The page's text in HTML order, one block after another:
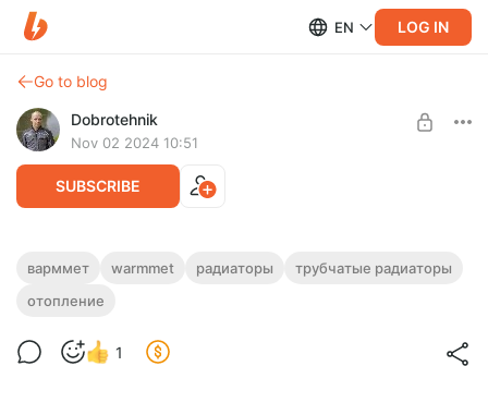
EN LOG IN
Go to blog
Dobrotehnik
Nov 02 2024 10:51
SUBSCRIBE
Короткое видео о дизайнерских
радиаторах Вармет.
варммет warmmet радиаторы
трубчатые радиаторы
отопление
1